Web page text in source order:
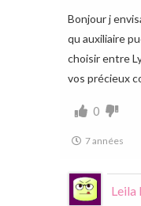
Bonjour j
qu auxiliaire
choisir entre
vos précieux
0
7 années
Leila